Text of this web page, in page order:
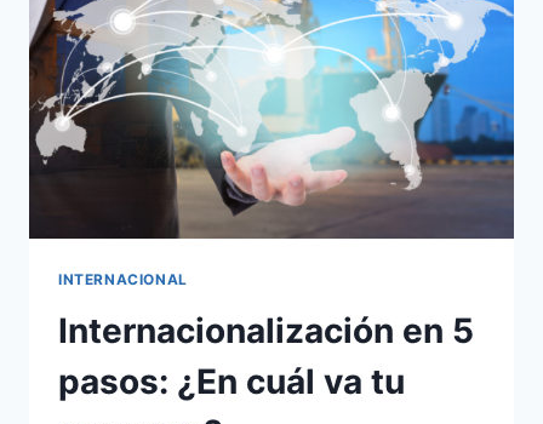
INTERNACIONAL
Internacionalización en 5
pasos: ¿En cuál va tu